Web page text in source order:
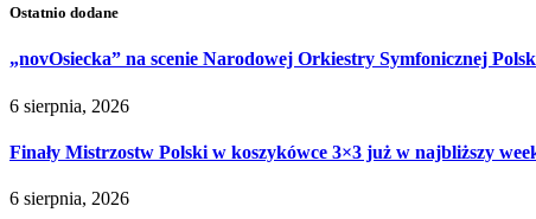
Ostatnio dodane
„novOsiecka” na scenie Narodowej Orkiestry Symfonicznej
6 sierpnia, 2026
Finały Mistrzostw Polski w koszykówce 3×3 już w najbliższy
6 sierpnia, 2026